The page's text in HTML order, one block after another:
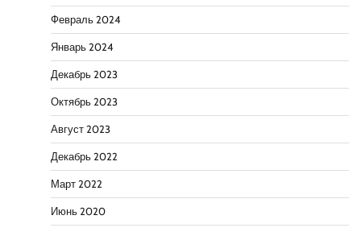
Февраль 2024
Январь 2024
Декабрь 2023
Октябрь 2023
Август 2023
Декабрь 2022
Март 2022
Июнь 2020